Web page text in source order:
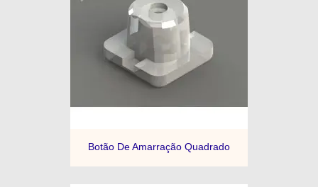
Botão De Amarração Quadrado